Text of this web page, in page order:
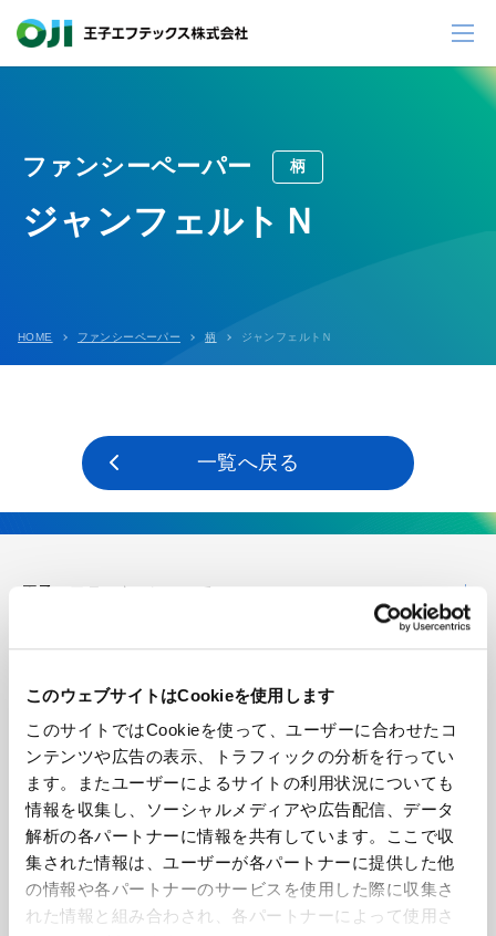
このウェブサイトはCookieを使用します
このサイトではCookieを使って、ユーザーに合わせたコ
ンテンツや広告の表示、トラフィックの分析を行ってい
ます。またユーザーによるサイトの利用状況についても
情報を収集し、ソーシャルメディアや広告配信、データ
解析の各パートナーに情報を共有しています。ここで収
集された情報は、ユーザーが各パートナーに提供した他
の情報や各パートナーのサービスを使用した際に収集さ
れた情報と組み合わされ、各パートナーによって使用さ
ファンシーペーパー 柄
ジャンフェルトＮ
HOME ファンシーペーパー 柄 ジャンフェルトＮ
一覧へ戻る
王子エフテックスについて
企業情報
製品紹介
導入事例
ニュース